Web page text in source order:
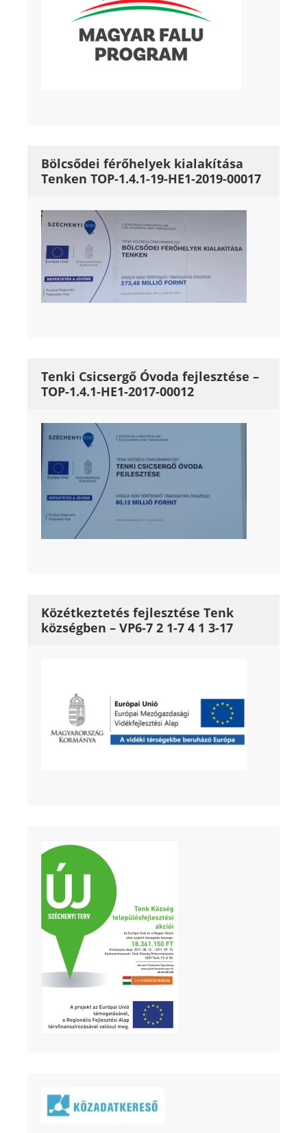
Bölcsődei férőhelyek kialakítása
Tenken TOP-1.4.1-19-HE1-2019-00017
Tenki Csicsergő Óvoda fejlesztése –
TOP-1.4.1-HE1-2017-00012
Közétkeztetés fejlesztése Tenk
községben – VP6-7 2 1-7 4 1 3-17